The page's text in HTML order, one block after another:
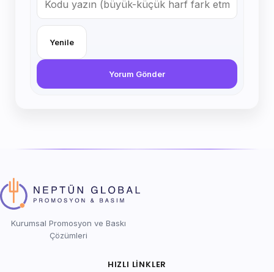
Yenile
Yorum Gönder
Kurumsal Promosyon ve Baskı
Çözümleri
HIZLI LINKLER